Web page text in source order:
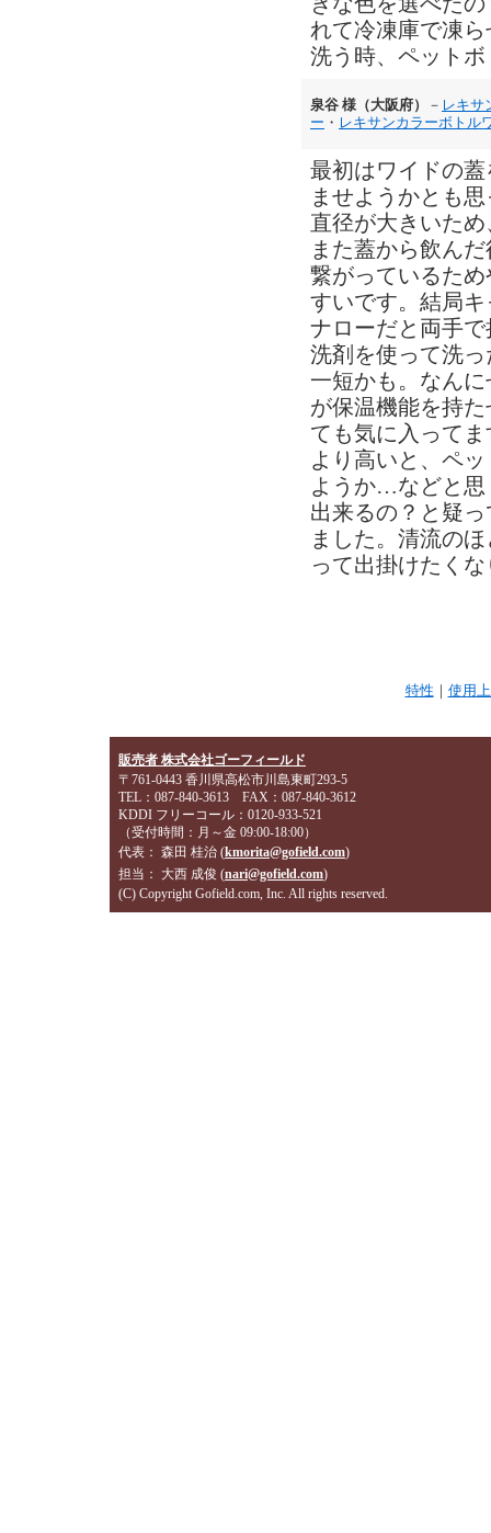
れて冷凍庫で凍
洗う時、ペット
泉谷 様（大阪府） － レキサ
ー ・ レキサンカラーボトル
最初はワイドの
ませようかとも
直径が大きいた
また蓋から飲ん
繋がっているた
すいです。結局
ナローだと両手
洗剤を使って洗
一短かも。なん
が保温機能を持
ても気に入って
より高いと、ペ
ようか…などと思
出来るの？と疑
ました。清流の
って出掛けたく
特性 ｜ 使用
販売者 株式会社ゴーフィールド
〒761-0443 香川県高松市川島東町293-5
TEL：087-840-3613 FAX：087-840-3612
KDDI フリーコール：0120-933-521
（受付時間：月～金 09:00-18:00）
代表： 森田 桂治 (kmorita@gofield.com)
担当： 大西 成俊 (nari@gofield.com)
(C) Copyright Gofield.com, Inc. All rights reserved.